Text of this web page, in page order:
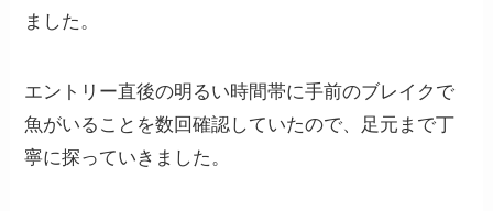
ました。
エントリー直後の明るい時間帯に手前のブレイクで
魚がいることを数回確認していたので、足元まで丁
寧に探っていきました。